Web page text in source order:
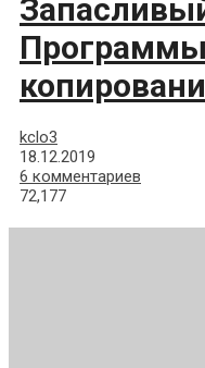
Программы
kclo3
18.12.2019
6 комментариев
72,177